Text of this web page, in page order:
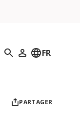
Recherche
Mon profil
FR
PARTAGER